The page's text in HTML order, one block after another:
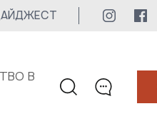
В